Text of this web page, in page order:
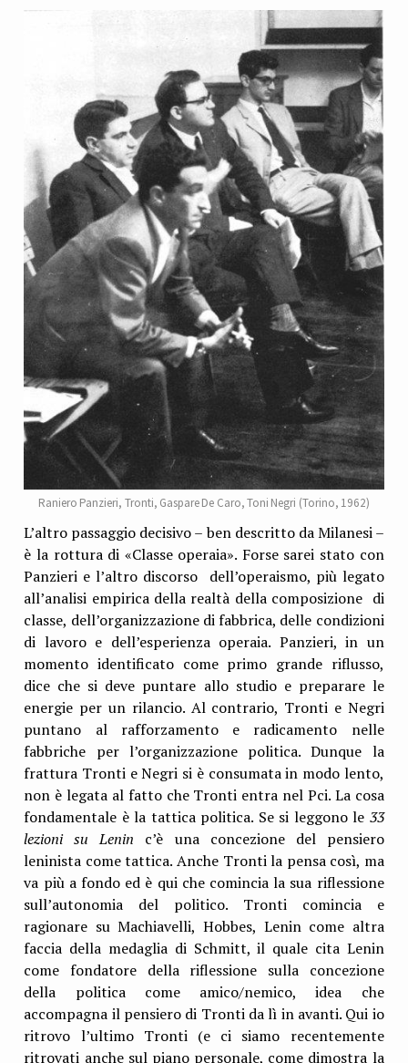
Raniero Panzieri, Tronti, Gaspare De Caro, Toni Negri (Torino, 1962)
L’altro passaggio decisivo – ben descritto da Milanesi –
è la rottura di «Classe operaia». Forse sarei stato con
Panzieri e l’altro discorso dell’operaismo, più legato
all’analisi empirica della realtà della composizione di
classe, dell’organizzazione di fabbrica, delle condizioni
di lavoro e dell’esperienza operaia. Panzieri, in un
momento identificato come primo grande riflusso,
dice che si deve puntare allo studio e preparare le
energie per un rilancio. Al contrario, Tronti e Negri
puntano al rafforzamento e radicamento nelle
fabbriche per l’organizzazione politica. Dunque la
frattura Tronti e Negri si è consumata in modo lento,
non è legata al fatto che Tronti entra nel Pci. La cosa
fondamentale è la tattica politica. Se si leggono le 33
lezioni su Lenin c’è una concezione del pensiero
leninista come tattica. Anche Tronti la pensa così, ma
va più a fondo ed è qui che comincia la sua riflessione
sull’autonomia del politico. Tronti comincia e
ragionare su Machiavelli, Hobbes, Lenin come altra
faccia della medaglia di Schmitt, il quale cita Lenin
come fondatore della riflessione sulla concezione
della politica come amico/nemico, idea che
accompagna il pensiero di Tronti da lì in avanti. Qui io
ritrovo l’ultimo Tronti (e ci siamo recentemente
ritrovati anche sul piano personale, come dimostra la